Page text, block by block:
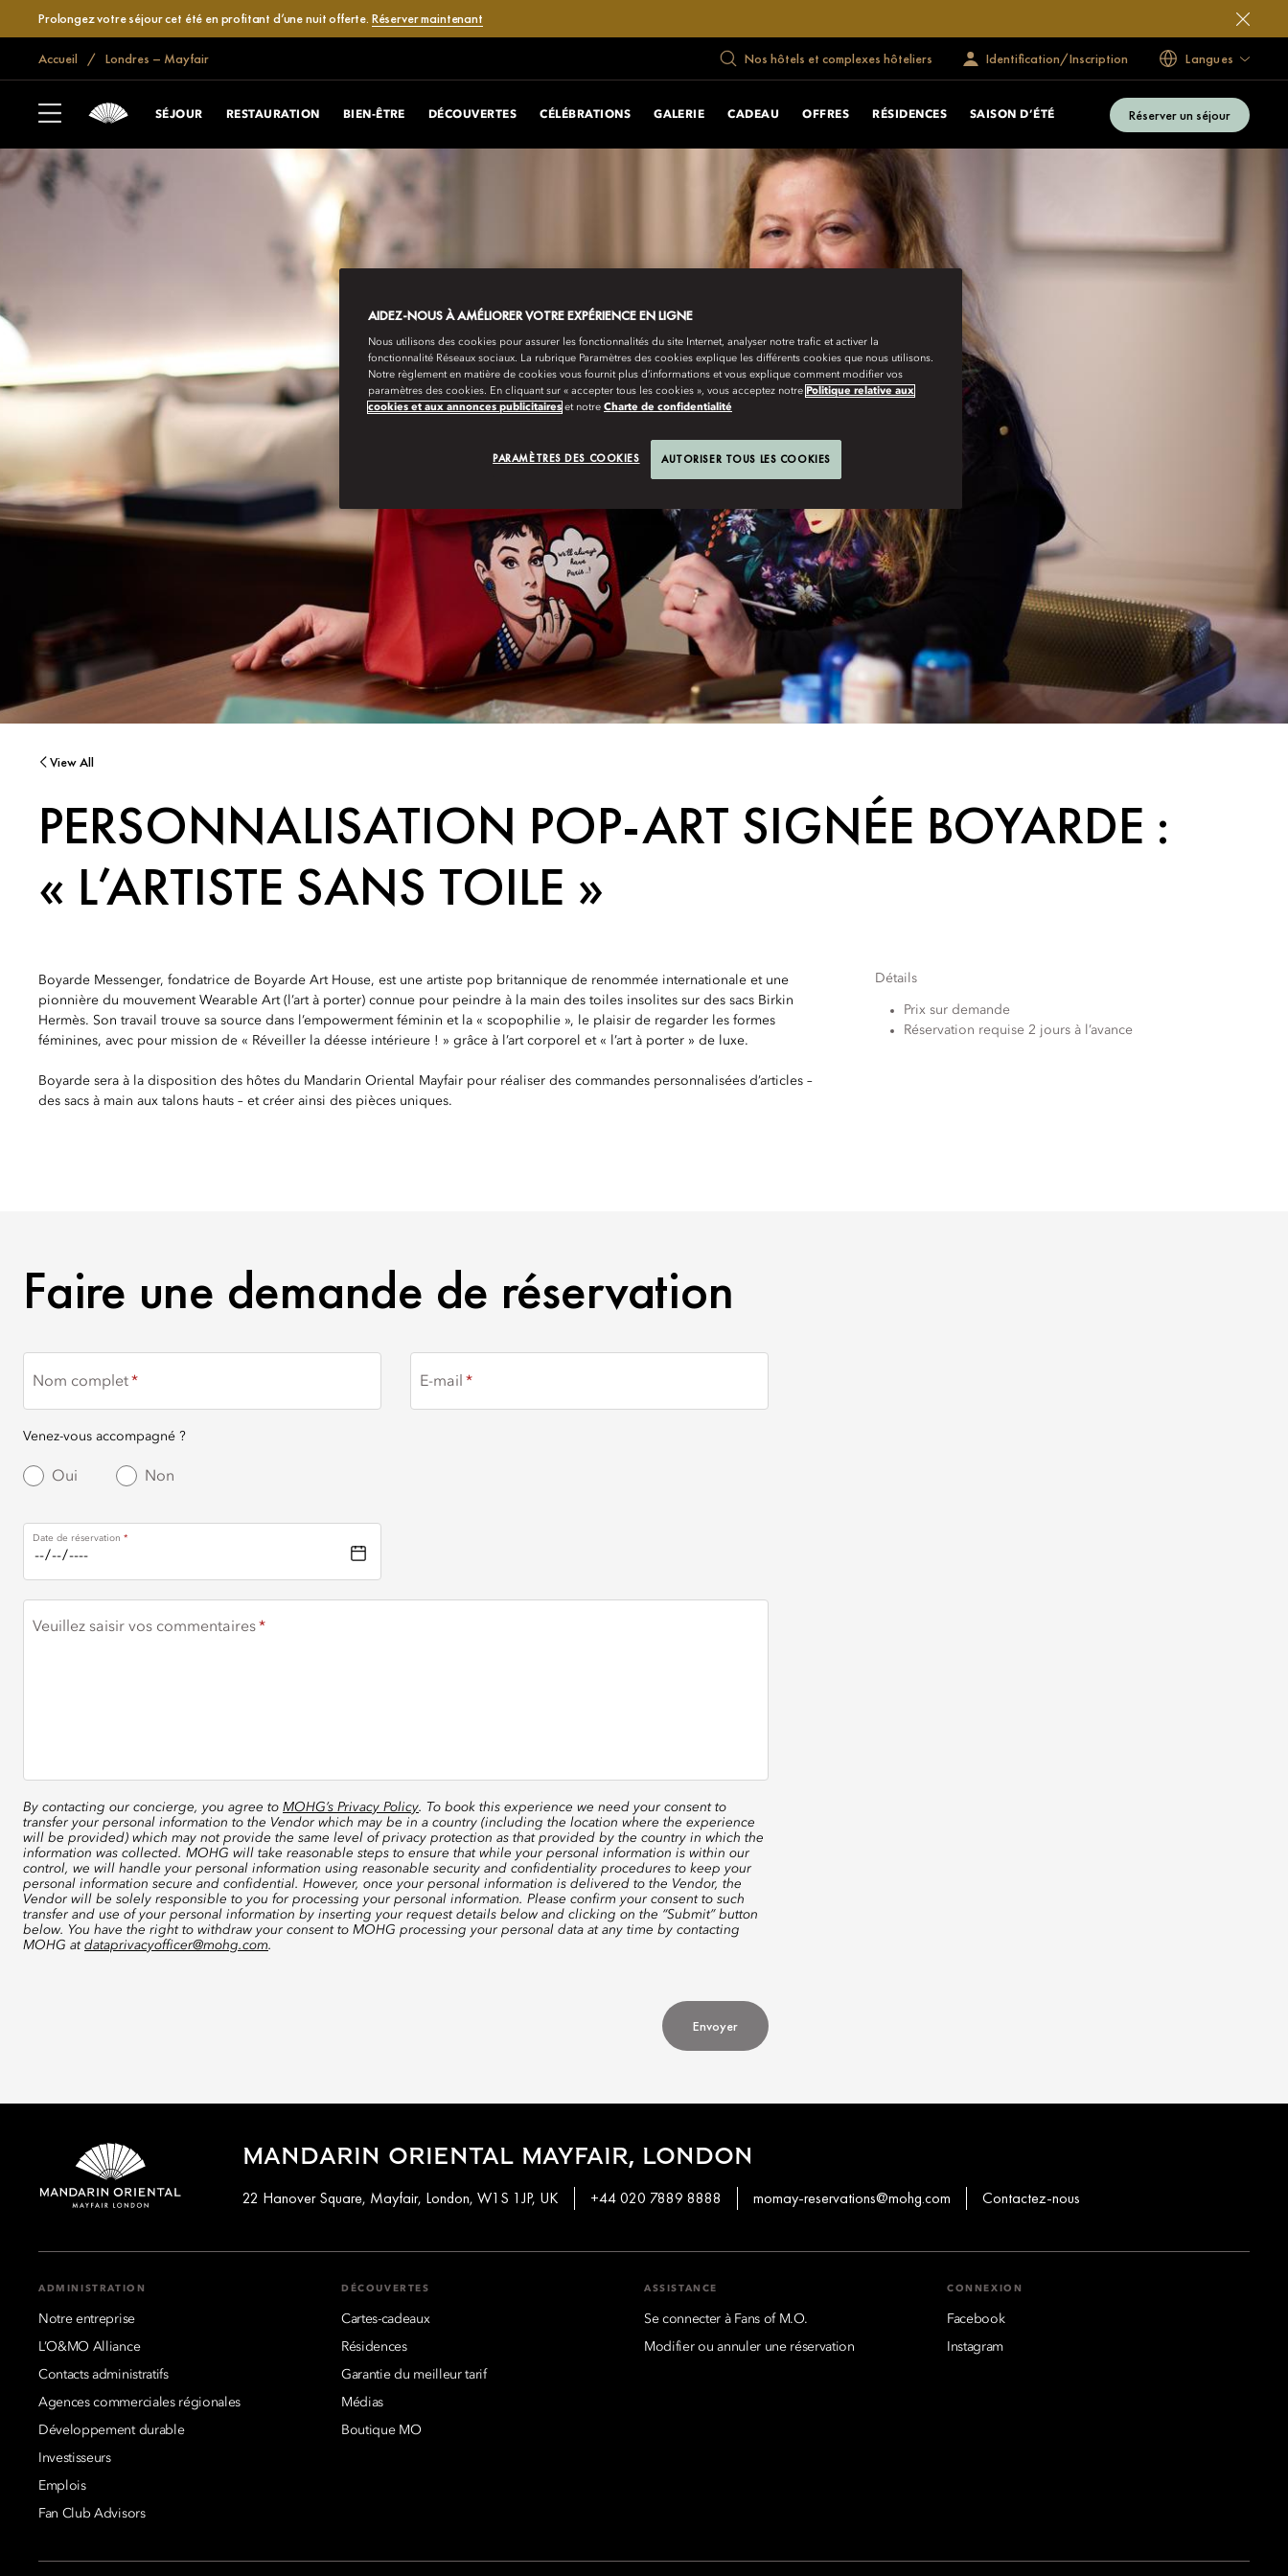
Prolongez votre séjour cet été en profitant d’une nuit offerte. Réserver maintenant
Accueil Londres – Mayfair Nos hôtels et complexes hôteliers Identification/Inscription Langues
SÉJOUR RESTAURATION BIEN-ÊTRE DÉCOUVERTES CÉLÉBRATIONS GALERIE CADEAU OFFRES RÉSIDENCES SAISON D’ÉTÉ Réserver un séjour
View All
PERSONNALISATION POP-ART SIGNÉE BOYARDE :
« L’ARTISTE SANS TOILE »
Boyarde Messenger, fondatrice de Boyarde Art House, est une artiste pop britannique de renommée internationale et une
pionnière du mouvement Wearable Art (l’art à porter) connue pour peindre à la main des toiles insolites sur des sacs Birkin
Hermès. Son travail trouve sa source dans l’empowerment féminin et la « scopophilie », le plaisir de regarder les formes
féminines, avec pour mission de « Réveiller la déesse intérieure ! » grâce à l’art corporel et « l’art à porter » de luxe.
Boyarde sera à la disposition des hôtes du Mandarin Oriental Mayfair pour réaliser des commandes personnalisées d’articles –
des sacs à main aux talons hauts – et créer ainsi des pièces uniques.
Détails
Prix sur demande
Réservation requise 2 jours à l’avance
FAIRE UNE DEMANDE DE RÉSERVATION
Faire une demande de réservation
Nom complet E-mail
Venez-vous accompagné ?
Oui Non
Date de réservation
Veuillez saisir vos commentaires
By contacting our concierge, you agree to MOHG’s Privacy Policy. To book this experience we need your consent to
transfer your personal information to the Vendor which may be in a country (including the location where the experience
will be provided) which may not provide the same level of privacy protection as that provided by the country in which the
information was collected. MOHG will take reasonable steps to ensure that while your personal information is within our
control, we will handle your personal information using reasonable security and confidentiality procedures to keep your
personal information secure and confidential. However, once your personal information is delivered to the Vendor, the
Vendor will be solely responsible to you for processing your personal information. Please confirm your consent to such
transfer and use of your personal information by inserting your request details below and clicking on the “Submit” button
below. You have the right to withdraw your consent to MOHG processing your personal data at any time by contacting
MOHG at dataprivacyofficer@mohg.com.
Envoyer
MANDARIN ORIENTAL MAYFAIR, LONDON
22 Hanover Square, Mayfair, London, W1S 1JP, UK +44 020 7889 8888 momay-reservations@mohg.com Contactez-nous
ADMINISTRATION
Notre entreprise
L’O&MO Alliance
Contacts administratifs
Agences commerciales régionales
Développement durable
Investisseurs
Emplois
Fan Club Advisors
DÉCOUVERTES
Cartes-cadeaux
Résidences
Garantie du meilleur tarif
Médias
Boutique MO
ASSISTANCE
Se connecter à Fans of M.O.
Modifier ou annuler une réservation
CONNEXION
Facebook
Instagram
AIDEZ-NOUS À AMÉLIORER VOTRE EXPÉRIENCE EN LIGNE
Nous utilisons des cookies pour assurer les fonctionnalités du site Internet, analyser notre trafic et activer la
fonctionnalité Réseaux sociaux. La rubrique Paramètres des cookies explique les différents cookies que nous utilisons.
Notre règlement en matière de cookies vous fournit plus d’informations et vous explique comment modifier vos
paramètres des cookies. En cliquant sur « accepter tous les cookies », vous acceptez notre Politique relative aux
cookies et aux annonces publicitaires et notre Charte de confidentialité
PARAMÈTRES DES COOKIES AUTORISER TOUS LES COOKIES